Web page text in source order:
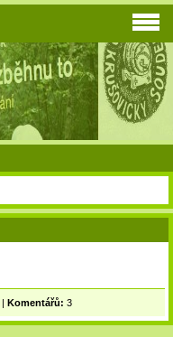
|Komentářů: 3